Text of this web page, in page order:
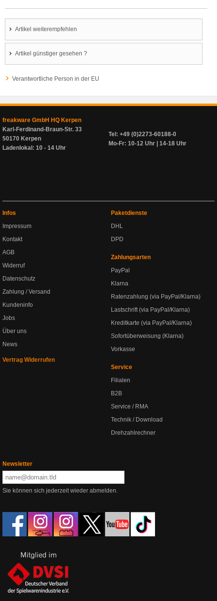
Artikel weiterempfehlen
Artikel günstiger gesehen ?
Verantwortliche Person in der EU
freakware GmbH HQ Kerpen
Karl-Ferdinand-Braun-Str. 33
50170 Kerpen
Ladenlokal: 10 - 14 Uhr
Tel: +49 (0)2273-60188-0
Mo-Fr: 10-12 Uhr | 14-18 Uhr
Infos
Impressum
Kontakt
AGB
Widerruf
Datenschutz
Zahlung / Versand
Kundeninfo
Jobs
Über uns
News
Vertrag Widerrufen
Paketdienste
DHL
DPD
Zahlungsarten
PayPal
Klarna
Ratenzahlung (via PayPal/Klarna)
Lastschrift (via PayPal/Klarna)
Kreditkarte (via PayPal/Klarna)
Sofortüberweisung (Klarna)
Vorkasse
Service
Filialen
B2B
Service / RMA
Technik / Download
Drehzahlrechner
Newsletter
Sie können sich jederzeit wieder abmelden.